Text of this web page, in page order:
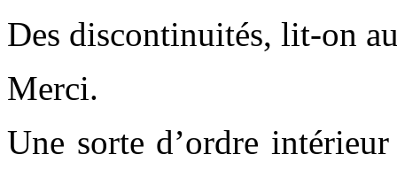
Des discontinuités, lit-on
Merci.
Une sorte d’ordre